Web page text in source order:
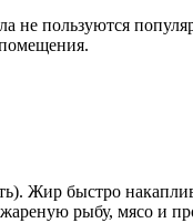
пользуются
Жир быстро
рыбу, мясо и